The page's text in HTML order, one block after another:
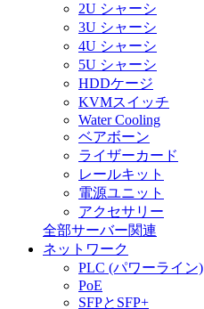
2U シャーシ
3U シャーシ
4U シャーシ
5U シャーシ
HDDケージ
KVMスイッチ
Water Cooling
ベアボーン
ライザーカード
レールキット
電源ユニット
アクセサリー
全部サーバー関連
ネットワーク
PLC (パワーライン)
PoE
SFPとSFP+